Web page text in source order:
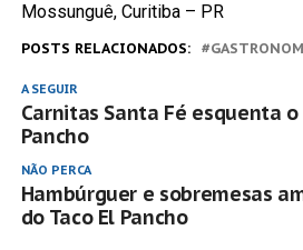
Mossunguê, Curitiba – PR
POSTS RELACIONADOS:
A SEGUIR
Carnitas Santa Fé esquenta
Pancho
NÃO PERCA
Hambúrguer e sobremesas
do Taco El Pancho